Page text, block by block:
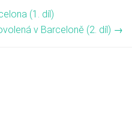
(1. díl)
v Barceloně (2. díl) →